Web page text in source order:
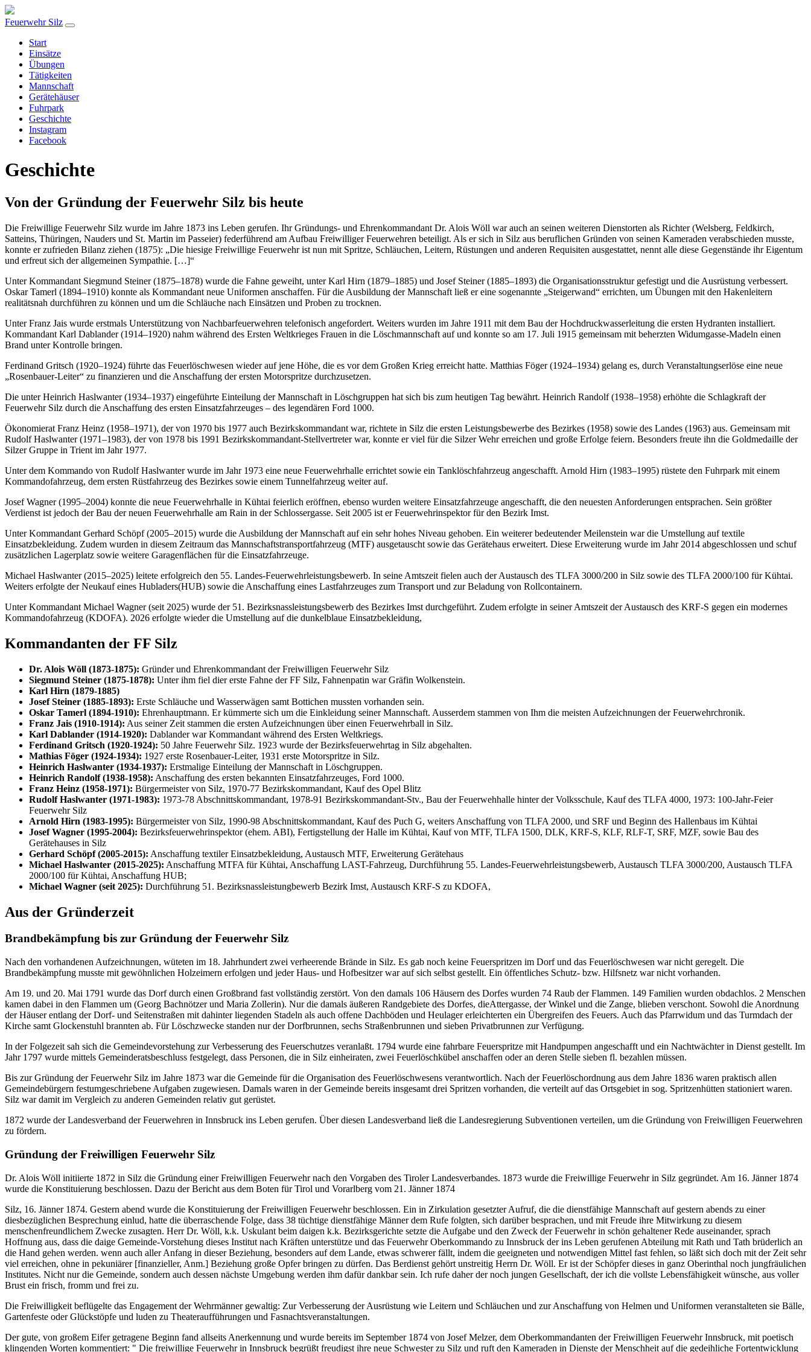
Feuerwehr Silz
Start
Einsätze
Übungen
Tätigkeiten
Mannschaft
Gerätehäuser
Fuhrpark
Geschichte
Instagram
Facebook
Geschichte
Von der Gründung der Feuerwehr Silz bis heute
Die Freiwillige Feuerwehr Silz wurde im Jahre 1873 ins Leben gerufen. Ihr Gründungs- und Ehrenkommandant Dr. Alois Wöll war auch an seinen weiteren Dienstorten als Richter (Welsberg, Feldkirch,
Satteins, Thüringen, Nauders und St. Martin im Passeier) federführend am Aufbau Freiwilliger Feuerwehren beteiligt. Als er sich in Silz aus beruflichen Gründen von seinen Kameraden verabschieden musste,
konnte er zufrieden Bilanz ziehen (1875): „Die hiesige Freiwillige Feuerwehr ist nun mit Spritze, Schläuchen, Leitern, Rüstungen und anderen Requisiten ausgestattet, nennt alle diese Gegenstände ihr Eigentum
und erfreut sich der allgemeinen Sympathie. […]“
Unter Kommandant Siegmund Steiner (1875–1878) wurde die Fahne geweiht, unter Karl Hirn (1879–1885) und Josef Steiner (1885–1893) die Organisationsstruktur gefestigt und die Ausrüstung verbessert.
Oskar Tamerl (1894–1910) konnte als Kommandant neue Uniformen anschaffen. Für die Ausbildung der Mannschaft ließ er eine sogenannte „Steigerwand“ errichten, um Übungen mit den Hakenleitern
realitätsnah durchführen zu können und um die Schläuche nach Einsätzen und Proben zu trocknen.
Unter Franz Jais wurde erstmals Unterstützung von Nachbarfeuerwehren telefonisch angefordert. Weiters wurden im Jahre 1911 mit dem Bau der Hochdruckwasserleitung die ersten Hydranten installiert.
Kommandant Karl Dablander (1914–1920) nahm während des Ersten Weltkrieges Frauen in die Löschmannschaft auf und konnte so am 17. Juli 1915 gemeinsam mit beherzten Widumgasse-Madeln einen
Brand unter Kontrolle bringen.
Ferdinand Gritsch (1920–1924) führte das Feuerlöschwesen wieder auf jene Höhe, die es vor dem Großen Krieg erreicht hatte. Matthias Föger (1924–1934) gelang es, durch Veranstaltungserlöse eine neue
„Rosenbauer-Leiter“ zu finanzieren und die Anschaffung der ersten Motorspritze durchzusetzen.
Die unter Heinrich Haslwanter (1934–1937) eingeführte Einteilung der Mannschaft in Löschgruppen hat sich bis zum heutigen Tag bewährt. Heinrich Randolf (1938–1958) erhöhte die Schlagkraft der
Feuerwehr Silz durch die Anschaffung des ersten Einsatzfahrzeuges – des legendären Ford 1000.
Ökonomierat Franz Heinz (1958–1971), der von 1970 bis 1977 auch Bezirkskommandant war, richtete in Silz die ersten Leistungsbewerbe des Bezirkes (1958) sowie des Landes (1963) aus. Gemeinsam mit
Rudolf Haslwanter (1971–1983), der von 1978 bis 1991 Bezirkskommandant-Stellvertreter war, konnte er viel für die Silzer Wehr erreichen und große Erfolge feiern. Besonders freute ihn die Goldmedaille der
Silzer Gruppe in Trient im Jahr 1977.
Unter dem Kommando von Rudolf Haslwanter wurde im Jahr 1973 eine neue Feuerwehrhalle errichtet sowie ein Tanklöschfahrzeug angeschafft. Arnold Hirn (1983–1995) rüstete den Fuhrpark mit einem
Kommandofahrzeug, dem ersten Rüstfahrzeug des Bezirkes sowie einem Tunnelfahrzeug weiter auf.
Josef Wagner (1995–2004) konnte die neue Feuerwehrhalle in Kühtai feierlich eröffnen, ebenso wurden weitere Einsatzfahrzeuge angeschafft, die den neuesten Anforderungen entsprachen. Sein größter
Verdienst ist jedoch der Bau der neuen Feuerwehrhalle am Rain in der Schlossergasse. Seit 2005 ist er Feuerwehrinspektor für den Bezirk Imst.
Unter Kommandant Gerhard Schöpf (2005–2015) wurde die Ausbildung der Mannschaft auf ein sehr hohes Niveau gehoben. Ein weiterer bedeutender Meilenstein war die Umstellung auf textile
Einsatzbekleidung. Zudem wurden in diesem Zeitraum das Mannschaftstransportfahrzeug (MTF) ausgetauscht sowie das Gerätehaus erweitert. Diese Erweiterung wurde im Jahr 2014 abgeschlossen und schuf
zusätzlichen Lagerplatz sowie weitere Garagenflächen für die Einsatzfahrzeuge.
Michael Haslwanter (2015–2025) leitete erfolgreich den 55. Landes-Feuerwehrleistungsbewerb. In seine Amtszeit fielen auch der Austausch des TLFA 3000/200 in Silz sowie des TLFA 2000/100 für Kühtai.
Weiters erfolgte der Neukauf eines Hubladers(HUB) sowie die Anschaffung eines Lastfahrzeuges zum Transport und zur Beladung von Rollcontainern.
Unter Kommandant Michael Wagner (seit 2025) wurde der 51. Bezirksnassleistungsbewerb des Bezirkes Imst durchgeführt. Zudem erfolgte in seiner Amtszeit der Austausch des KRF-S gegen ein modernes
Kommandofahrzeug (KDOFA). 2026 erfolgte wieder die Umstellung auf die dunkelblaue Einsatzbekleidung,
Kommandanten der FF Silz
Dr. Alois Wöll (1873-1875): Gründer und Ehrenkommandant der Freiwilligen Feuerwehr Silz
Siegmund Steiner (1875-1878): Unter ihm fiel dier erste Fahne der FF Silz, Fahnenpatin war Gräfin Wolkenstein.
Karl Hirn (1879-1885)
Josef Steiner (1885-1893): Erste Schläuche und Wasserwägen samt Bottichen mussten vorhanden sein.
Oskar Tamerl (1894-1910): Ehrenhauptmann. Er kümmerte sich um die Einkleidung seiner Mannschaft. Ausserdem stammen von Ihm die meisten Aufzeichnungen der Feuerwehrchronik.
Franz Jais (1910-1914): Aus seiner Zeit stammen die ersten Aufzeichnungen über einen Feuerwehrball in Silz.
Karl Dablander (1914-1920): Dablander war Kommandant während des Ersten Weltkriegs.
Ferdinand Gritsch (1920-1924): 50 Jahre Feuerwehr Silz. 1923 wurde der Bezirksfeuerwehrtag in Silz abgehalten.
Mathias Föger (1924-1934): 1927 erste Rosenbauer-Leiter, 1931 erste Motorspritze in Silz.
Heinrich Haslwanter (1934-1937): Erstmalige Einteilung der Mannschaft in Löschgruppen.
Heinrich Randolf (1938-1958): Anschaffung des ersten bekannten Einsatzfahrzeuges, Ford 1000.
Franz Heinz (1958-1971): Bürgermeister von Silz, 1970-77 Bezirkskommandant, Kauf des Opel Blitz
Rudolf Haslwanter (1971-1983): 1973-78 Abschnittskommandant, 1978-91 Bezirkskommandant-Stv., Bau der Feuerwehhalle hinter der Volksschule, Kauf des TLFA 4000, 1973: 100-Jahr-Feier
Feuerwehr Silz
Arnold Hirn (1983-1995): Bürgermeister von Silz, 1990-98 Abschnittskommandant, Kauf des Puch G, weiters Anschaffung von TLFA 2000, und SRF und Beginn des Hallenbaus im Kühtai
Josef Wagner (1995-2004): Bezirksfeuerwehrinspektor (ehem. ABI), Fertigstellung der Halle im Kühtai, Kauf von MTF, TLFA 1500, DLK, KRF-S, KLF, RLF-T, SRF, MZF, sowie Bau des
Gerätehauses in Silz
Gerhard Schöpf (2005-2015): Anschaffung textiler Einsatzbekleidung, Austausch MTF, Erweiterung Gerätehaus
Michael Haslwanter (2015-2025): Anschaffung MTFA für Kühtai, Anschaffung LAST-Fahrzeug, Durchführung 55. Landes-Feuerwehrleistungsbewerb, Austausch TLFA 3000/200, Austausch TLFA
2000/100 für Kühtai, Anschaffung HUB;
Michael Wagner (seit 2025): Durchführung 51. Bezirksnassleistungbewerb Bezirk Imst, Austausch KRF-S zu KDOFA,
Aus der Gründerzeit
Brandbekämpfung bis zur Gründung der Feuerwehr Silz
Nach den vorhandenen Aufzeichnungen, wüteten im 18. Jahrhundert zwei verheerende Brände in Silz. Es gab noch keine Feuerspritzen im Dorf und das Feuerlöschwesen war nicht geregelt. Die
Brandbekämpfung musste mit gewöhnlichen Holzeimern erfolgen und jeder Haus- und Hofbesitzer war auf sich selbst gestellt. Ein öffentliches Schutz- bzw. Hilfsnetz war nicht vorhanden.
Am 19. und 20. Mai 1791 wurde das Dorf durch einen Großbrand fast vollständig zerstört. Von den damals 106 Häusern des Dorfes wurden 74 Raub der Flammen. 149 Familien wurden obdachlos. 2 Menschen
kamen dabei in den Flammen um (Georg Bachnötzer und Maria Zollerin). Nur die damals äußeren Randgebiete des Dorfes, dieAttergasse, der Winkel und die Zange, blieben verschont. Sowohl die Anordnung
der Häuser entlang der Dorf- und Seitenstraßen mit dahinter liegenden Stadeln als auch offene Dachböden und Heulager erleichterten ein Übergreifen des Feuers. Auch das Pfarrwidum und das Turmdach der
Kirche samt Glockenstuhl brannten ab. Für Löschzwecke standen nur der Dorfbrunnen, sechs Straßenbrunnen und sieben Privatbrunnen zur Verfügung.
In der Folgezeit sah sich die Gemeindevorstehung zur Verbesserung des Feuerschutzes veranlaßt. 1794 wurde eine fahrbare Feuerspritze mit Handpumpen angeschafft und ein Nachtwächter in Dienst gestellt. Im
Jahr 1797 wurde mittels Gemeinderatsbeschluss festgelegt, dass Personen, die in Silz einheiraten, zwei Feuerlöschkübel anschaffen oder an deren Stelle sieben fl. bezahlen müssen.
Bis zur Gründung der Feuerwehr Silz im Jahre 1873 war die Gemeinde für die Organisation des Feuerlöschwesens verantwortlich. Nach der Feuerlöschordnung aus dem Jahre 1836 waren praktisch allen
Gemeindebürgern festumgeschriebene Aufgaben zugewiesen. Damals waren in der Gemeinde bereits insgesamt drei Spritzen vorhanden, die verteilt auf das Ortsgebiet in sog. Spritzenhütten stationiert waren.
Silz war damit im Vergleich zu anderen Gemeinden relativ gut gerüstet.
1872 wurde der Landesverband der Feuerwehren in Innsbruck ins Leben gerufen. Über diesen Landesverband ließ die Landesregierung Subventionen verteilen, um die Gründung von Freiwilligen Feuerwehren
zu fördern.
Gründung der Freiwilligen Feuerwehr Silz
Dr. Alois Wöll initiierte 1872 in Silz die Gründung einer Freiwilligen Feuerwehr nach den Vorgaben des Tiroler Landesverbandes. 1873 wurde die Freiwillige Feuerwehr in Silz gegründet. Am 16. Jänner 1874
wurde die Konstituierung beschlossen. Dazu der Bericht aus dem Boten für Tirol und Vorarlberg vom 21. Jänner 1874
Silz, 16. Jänner 1874. Gestern abend wurde die Konstituierung der Freiwilligen Feuerwehr beschlossen. Ein in Zirkulation gesetzter Aufruf, die die dienstfähige Mannschaft auf gestern abends zu einer
diesbezüglichen Besprechung einlud, hatte die überraschende Folge, dass 38 tüchtige dienstfähige Männer dem Rufe folgten, sich darüber besprachen, und mit Freude ihre Mitwirkung zu diesem
menschenfreundlichem Zwecke zusagten. Herr Dr. Wöll, k.k. Uskulant beim daigen k.k. Bezirksgerichte setzte die Aufgabe und den Zweck der Feuerwehr in schön gehaltener Rede auseinander, sprach
Hoffnung aus, dass die daige Gemeinde-Vorstehung dieses Institut nach Kräften unterstütze und das Feuerwehr Oberkommando zu Innsbruck der ins Leben gerufenen Abteilung mit Rath und Tath brüderlich an
die Hand gehen werden. wenn auch aller Anfang in dieser Beziehung, besonders auf dem Lande, etwas schwerer fällt, indem die geeigneten und notwendigen Mittel fast fehlen, so läßt sich doch mit der Zeit sehr
viel erreichen, ohne in pekuniärer [finanzieller, Anm.] Beziehung große Opfer bringen zu dürfen. Das Berdienst gehört unstreitig Herrn Dr. Wöll. Er ist der Schöpfer dieses in ganz Oberinthal noch jungfräulichen
Institutes. Nicht nur die Gemeinde, sondern auch dessen nächste Umgebung werden ihm dafür dankbar sein. Ich rufe daher der noch jungen Gesellschaft, der ich die vollste Lebensfähigkeit wünsche, aus voller
Brust ein frisch, fromm und frei zu.
Die Freiwilligkeit beflügelte das Engagement der Wehrmänner gewaltig: Zur Verbesserung der Ausrüstung wie Leitern und Schläuchen und zur Anschaffung von Helmen und Uniformen veranstalteten sie Bälle,
Gartenfeste oder Glückstöpfe und luden zu Theateraufführungen und Fasnachtsveranstaltungen.
Der gute, von großem Eifer getragene Beginn fand allseits Anerkennung und wurde bereits im September 1874 von Josef Melzer, dem Oberkommandanten der Freiwilligen Feuerwehr Innsbruck, mit poetisch
klingenden Worten kommentiert: " Die freiwillige Feuerwehr in Innsbruck begrüßt freudigst ihre neue Schwester zu Silz und ruft den Kameraden in Dienste der Menschheit auf die gedeihliche Fortentwicklung